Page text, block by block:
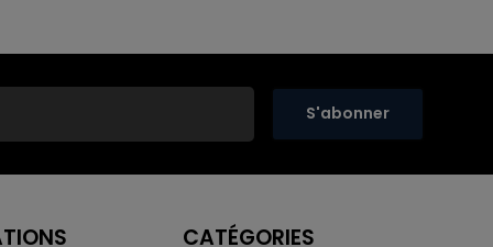
S'abonner
CATÉGORIES